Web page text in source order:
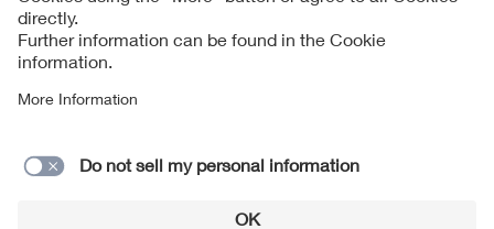
Imprint + Liability
Cookies Notice